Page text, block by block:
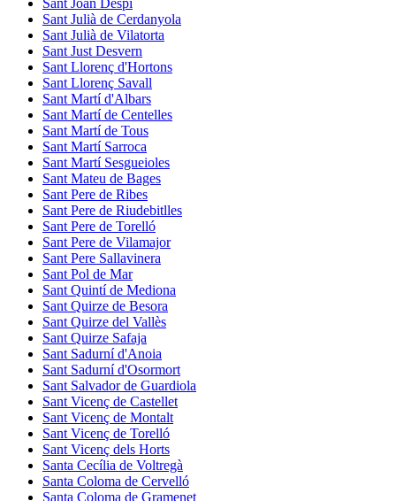
Sant Julià de Cerdanyola
Sant Julià de Vilatorta
Sant Just Desvern
Sant Llorenç d'Hortons
Sant Llorenç Savall
Sant Martí d'Albars
Sant Martí de Centelles
Sant Martí de Tous
Sant Martí Sarroca
Sant Martí Sesgueioles
Sant Mateu de Bages
Sant Pere de Ribes
Sant Pere de Riudebitlles
Sant Pere de Torelló
Sant Pere de Vilamajor
Sant Pere Sallavinera
Sant Pol de Mar
Sant Quintí de Mediona
Sant Quirze de Besora
Sant Quirze del Vallès
Sant Quirze Safaja
Sant Sadurní d'Anoia
Sant Sadurní d'Osormort
Sant Salvador de Guardiola
Sant Vicenç de Castellet
Sant Vicenç de Montalt
Sant Vicenç de Torelló
Sant Vicenç dels Horts
Santa Cecília de Voltregà
Santa Coloma de Cervelló
Santa Coloma de Gramenet